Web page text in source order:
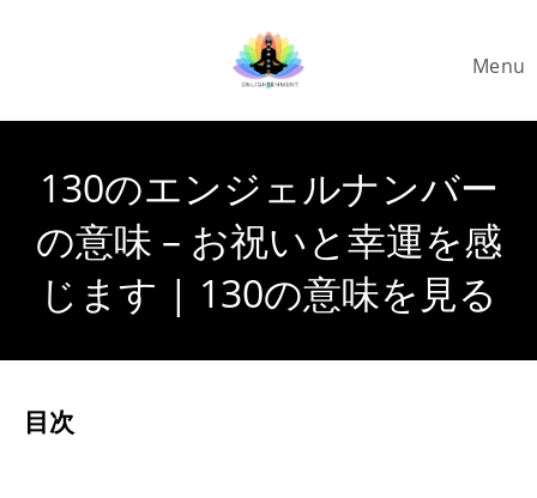
Menu
130のエンジェルナンバー
の意味 – お祝いと幸運を感
じます | 130の意味を見る
目次